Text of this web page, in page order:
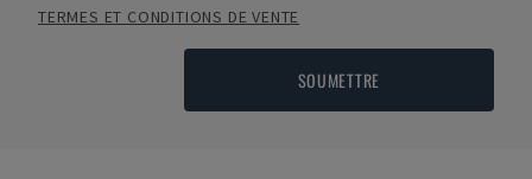
TERMES ET CONDITIONS DE VENTE
SOUMETTRE